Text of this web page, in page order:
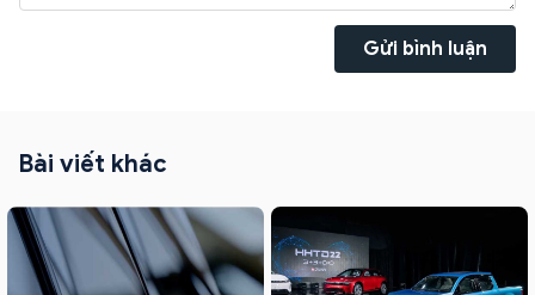
Gửi bình luận
Bài viết khác